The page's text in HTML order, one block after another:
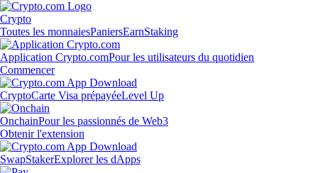
Crypto
Toutes les monnaiesPaniersEarnStaking
Application Crypto.comPour les utilisateurs du quotidien
Commencer
CryptoCarte Visa prépayéeLevel Up
OnchainPour les passionnés de Web3
Obtenir l'extension
SwapStakerExplorer les dApps